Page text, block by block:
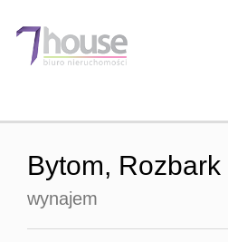
Bytom, Rozbark
wynajem